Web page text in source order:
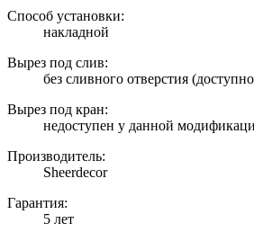
Способ установки:
накладной
Вырез под слив:
без сливного отверстия
Вырез под кран:
недоступен у данной
Производитель:
Sheerdecor
Гарантия:
5 лет